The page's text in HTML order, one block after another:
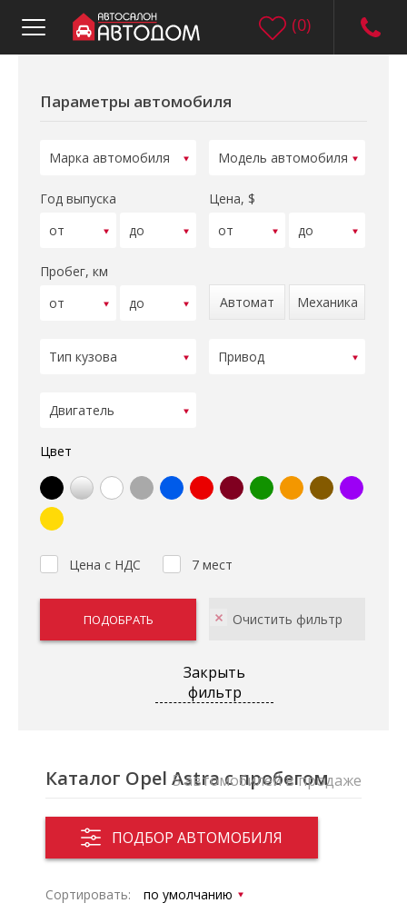
(0)
Параметры автомобиля
Год выпуска Цена, $
Пробег, км
Автомат
Механика
Цвет
Цена с НДС 7 мест
Закрыть
фильтр
Каталог Opel Astra с пробегом
ПОДБОР АВТОМОБИЛЯ
5 автомобилей в продаже
Сортировать: